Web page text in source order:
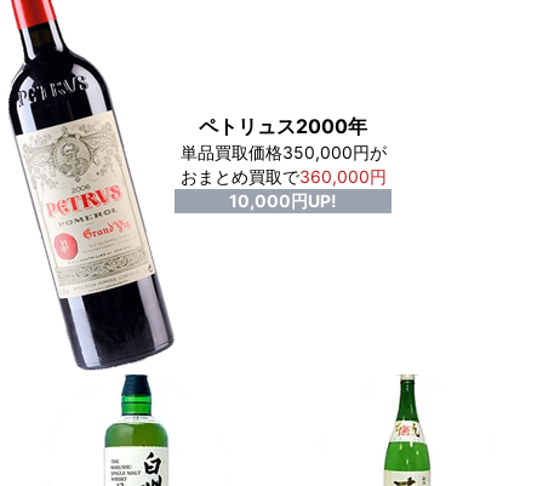
ペトリュス2000年
単品買取価格350,000円が
おまとめ買取で360,000円
10,000円UP!